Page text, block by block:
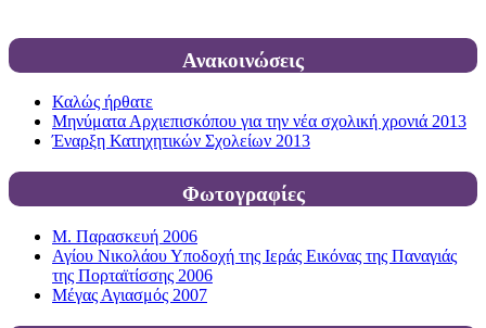
Ανακοινώσεις
Καλώς ήρθατε
Μηνύματα Αρχιεπισκόπου για την νέα σχολική χρονιά 2013
Έναρξη Κατηχητικών Σχολείων 2013
Φωτογραφίες
Μ. Παρασκευή 2006
Αγίου Νικολάου Υποδοχή της Ιεράς Εικόνας της Παναγιάς
της Πορταϊτίσσης 2006
Μέγας Αγιασμός 2007